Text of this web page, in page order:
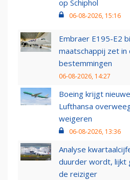
op Schiphol
06-08-2026, 15:16
Embraer E195-E2
maatschappij zet in
bestemmingen
06-08-2026, 14:27
Boeing krijgt
Lufthansa
weigeren
06-08-2026, 13:36
Analyse
duurder wordt, lijkt
de reiziger